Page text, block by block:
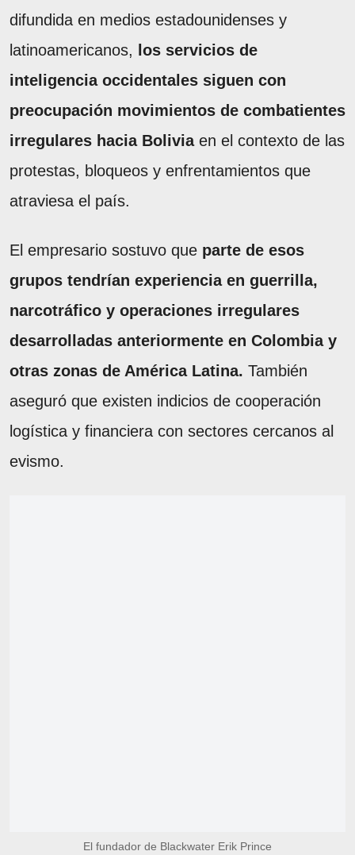
difundida en medios estadounidenses y
latinoamericanos,
los servicios de
inteligencia occidentales siguen con
preocupación movimientos de combatientes
irregulares hacia Bolivia en el contexto de las
protestas, bloqueos y enfrentamientos que
atraviesa el país.
El empresario sostuvo que parte de esos
grupos tendrían experiencia en guerrilla,
narcotráfico y operaciones irregulares
desarrolladas anteriormente en Colombia y
otras zonas de América Latina. También
aseguró que existen indicios de cooperación
logística y financiera con sectores cercanos al
evismo.
El fundador de Blackwater Erik Prince